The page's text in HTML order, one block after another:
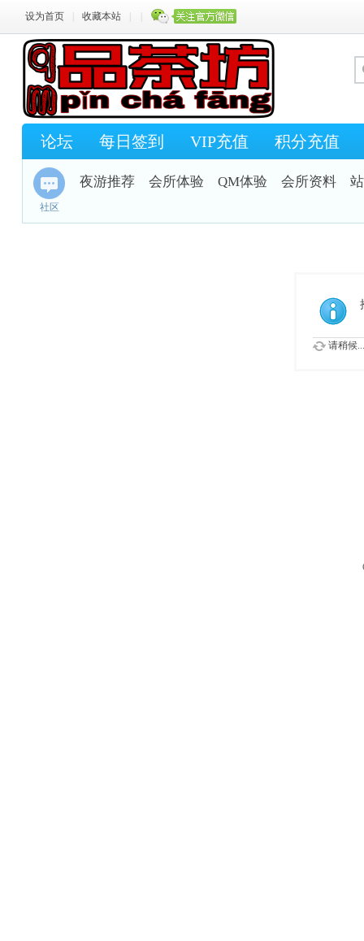
设为首页 收藏本站
论坛 每日签到 VIP充值 积分充值
社区
夜游推荐 会所体验 QM体验 会所资料
请稍候...